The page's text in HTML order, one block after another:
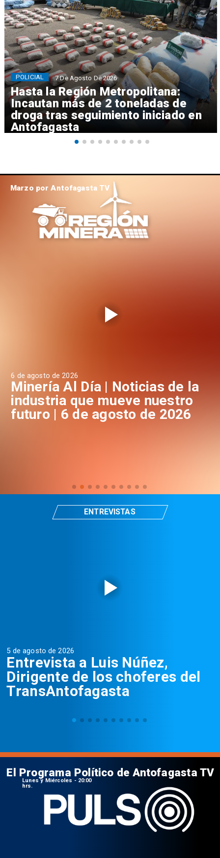
Hasta la Región Metropolitana:
Incautan más de 2 toneladas de
droga tras seguimiento iniciado en
Antofagasta
POLICIAL 7 De Agosto De 2026
6 de agosto de 2026
Minería Al Día | Noticias de la
industria que mueve nuestro
futuro | 6 de agosto de 2026
Marzo por Antofagasta TV
5 de agosto de 2026
Entrevista a Luis Núñez,
Dirigente de los choferes del
TransAntofagasta
ENTREVISTAS
El Programa Político de Antofagasta TV
Lunes y Miércoles - 20:00
hrs.